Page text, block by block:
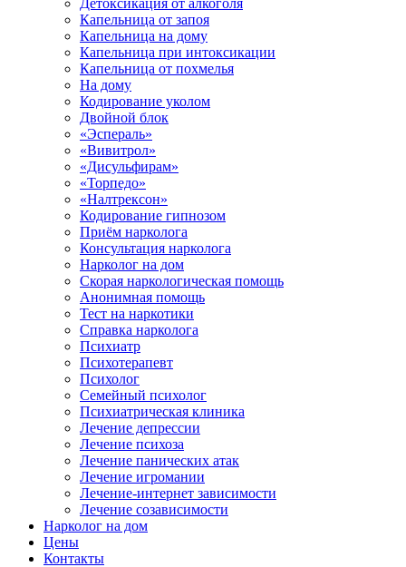
Детоксикация от алкоголя
Капельница от запоя
Капельница на дому
Капельница при интоксикации
Капельница от похмелья
На дому
Кодирование уколом
Двойной блок
«Эспераль»
«Вивитрол»
«Дисульфирам»
«Торпедо»
«Налтрексон»
Кодирование гипнозом
Приём нарколога
Консультация нарколога
Нарколог на дом
Скорая наркологическая помощь
Анонимная помощь
Тест на наркотики
Справка нарколога
Психиатр
Психотерапевт
Психолог
Семейный психолог
Психиатрическая клиника
Лечение депрессии
Лечение психоза
Лечение панических атак
Лечение игромании
Лечение-интернет зависимости
Лечение созависимости
Нарколог на дом
Цены
Контакты